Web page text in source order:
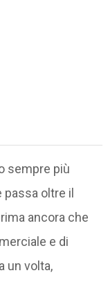
sempre più
passa oltre il
ancora che
e di
un volta,